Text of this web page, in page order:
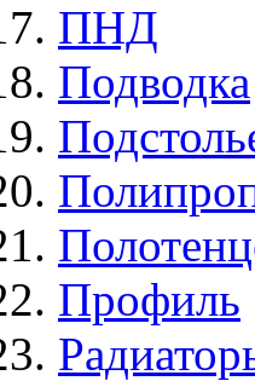
ПНД
Подводка
Профиль